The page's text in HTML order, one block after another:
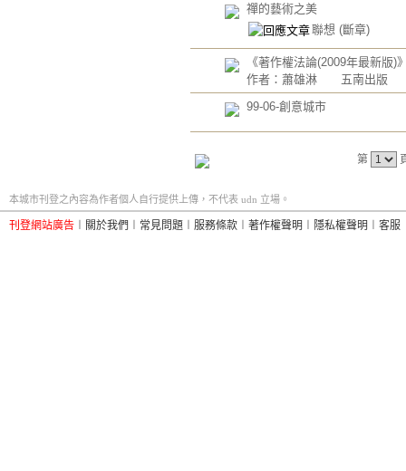
禪的藝術之美
聯想 (斷章)
《著作權法論(2009年最新版)
作者：蕭雄淋 五南出版
99-06-創意城市
第
本城市刊登之內容為作者個人自行提供上傳，不代表 udn 立場。
刊登網站廣告 關於我們 常見問題 服務條款 著作權聲明 隱私權聲明 客服